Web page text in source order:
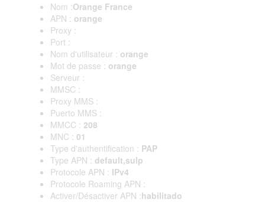
Nom :Orange France
APN : orange
Proxy :
Port :
Nom d'utilisateur : orange
Mot de passe : orange
Serveur :
MMSC :
Proxy MMS :
Puerto MMS :
MMCC : 208
MNC : 01
Type d'authentification : PAP
Type APN : default,sulp
Protocole APN : IPv4
Protocole Roaming APN :
Activer/Désactiver APN :habilitado